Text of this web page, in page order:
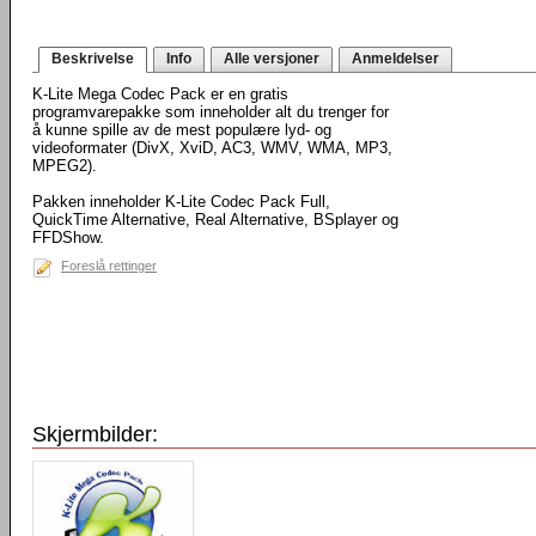
Beskrivelse Info Alle versjoner Anmeldelser
K-Lite Mega Codec Pack er en gratis
programvarepakke som inneholder alt du trenger for
å kunne spille av de mest populære lyd- og
videoformater (DivX, XviD, AC3, WMV, WMA, MP3,
MPEG2).
Pakken inneholder K-Lite Codec Pack Full,
QuickTime Alternative, Real Alternative, BSplayer og
FFDShow.
Foreslå rettinger
Skjermbilder: